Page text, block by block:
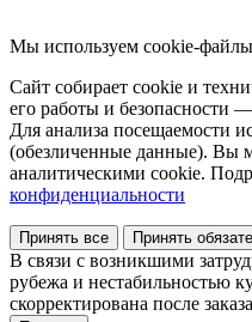
Мы используем cookie-файлы
Сайт собирает cookie и
его работы и безопасности —
Для анализа посещаемости
(обезличенные данные). Вы
аналитическими cookie.
конфиденциальности
Принять все Принять
В связи с возникшими
рубежа и нестабильностью
скорректирована после